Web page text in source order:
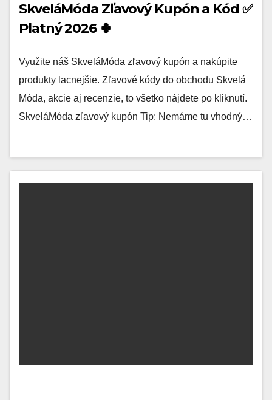
SkveláMóda Zľavový Kupón a Kód ✅
Platný 2026 🍀
Využite náš SkveláMóda zľavový kupón a nakúpite
produkty lacnejšie. Zľavové kódy do obchodu Skvelá
Móda, akcie aj recenzie, to všetko nájdete po kliknutí.
SkveláMóda zľavový kupón Tip: Nemáme tu vhodný…